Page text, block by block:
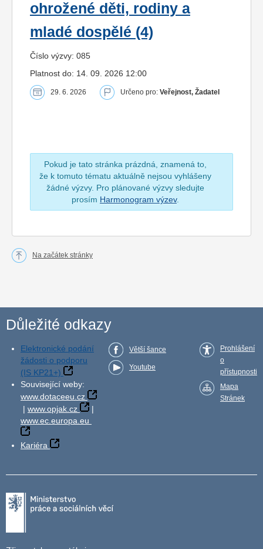
ohrožené děti, rodiny a
mladé dospělé (4)
Číslo výzvy: 085
Platnost do: 14. 09. 2026 12:00
29. 6. 2026 Určeno pro: Veřejnost, Žadatel
Pokud je tato stránka prázdná, znamená to,
že k tomuto tématu aktuálně nejsou vyhlášeny
žádné výzvy. Pro plánované výzvy sledujte
prosím Harmonogram výzev.
Na začátek stránky
Důležité odkazy
Elektronické podání
žádosti o podporu
(IS KP21+)
Související weby:
www.dotaceeu.cz
| www.opjak.cz
|
www.ec.europa.eu
Kariéra
Větší šance
Youtube
Prohlášení
o
přístupnosti
Mapa
Stránek